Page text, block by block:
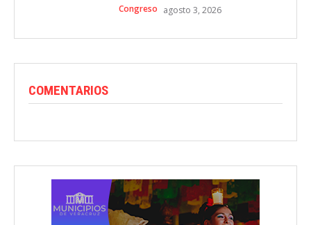
Congreso agosto 3, 2026
COMENTARIOS